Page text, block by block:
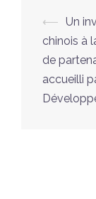
⟵ Un
chinois à
de
accueilli